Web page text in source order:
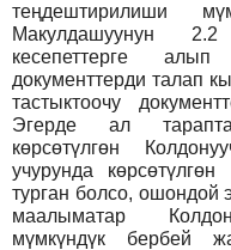
теңдештирилиши
Макулдашуунун
кесепеттерге
документтерди талап
тастыктоочу
Эгерде ал
көрсөтүлгөн
учурунда
турган болсо, ошондой
маалыматар
мүмкүндүк бербей